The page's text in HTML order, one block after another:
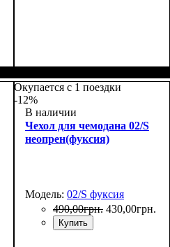
Окупается с 1 поездки
-12%
В наличии
Чехол для чемодана 02/S
неопрен(фуксия)
Модель: 02/S фуксия
490,00грн. 430,00грн.
Купить